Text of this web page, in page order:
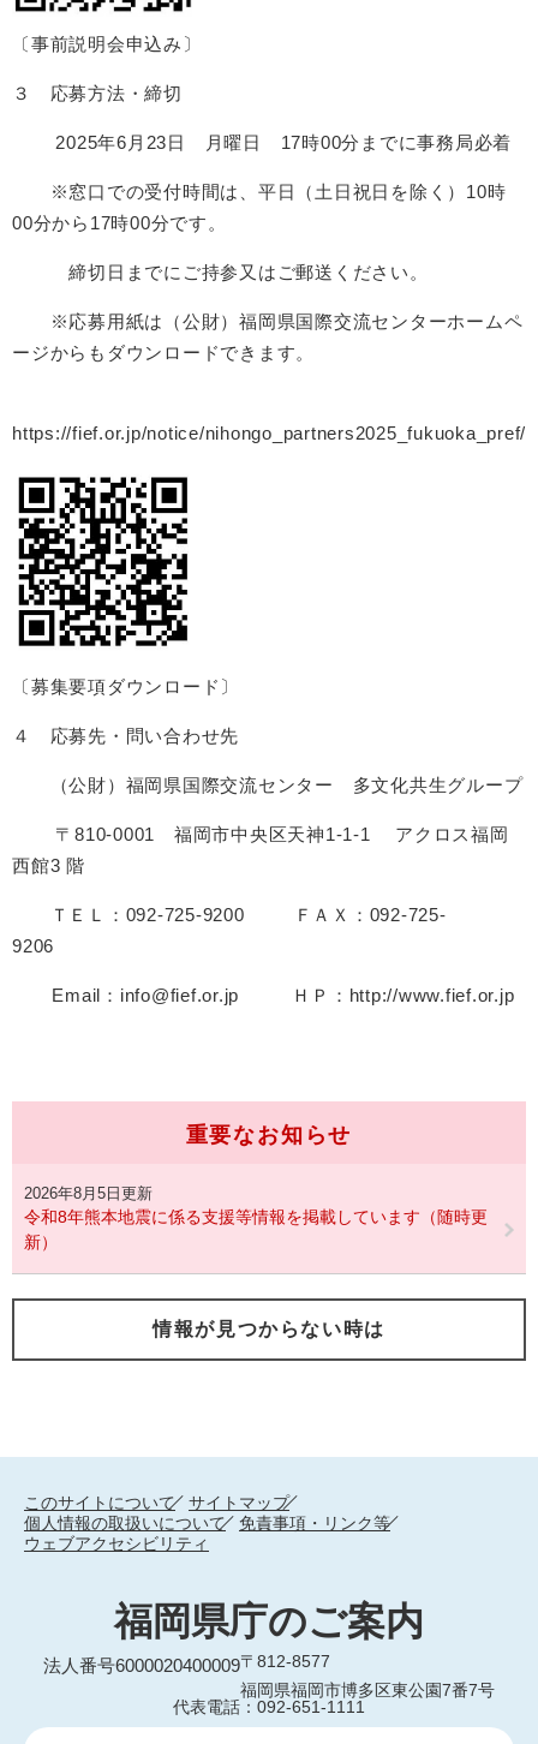
〔事前説明会申込み〕
３ 応募方法・締切
2025年6月23日 月曜日 17時00分までに事務局必着
※窓口での受付時間は、平日（土日祝日を除く）10時
00分から17時00分です。
締切日までにご持参又はご郵送ください。
※応募用紙は（公財）福岡県国際交流センターホームペ
ージからもダウンロードできます。
https://fief.or.jp/notice/nihongo_partners2025_fukuoka_pref/
〔募集要項ダウンロード〕
４ 応募先・問い合わせ先
（公財）福岡県国際交流センター 多文化共生グループ
〒810-0001 福岡市中央区天神1-1-1 アクロス福岡
西館3 階
ＴＥＬ：092-725-9200 ＦＡＸ：092-725-
9206
Email：info@fief.or.jp ＨＰ：http://www.fief.or.jp
重要なお知らせ
2026年8月5日更新
令和8年熊本地震に係る支援等情報を掲載しています（随時更
新）
情報が見つからない時は
このサイトについて
サイトマップ
個人情報の取扱いについて
免責事項・リンク等
ウェブアクセシビリティ
福岡県庁のご案内
法人番号6000020400009〒812-8577
福岡県福岡市博多区東公園7番7号
代表電話：092-651-1111